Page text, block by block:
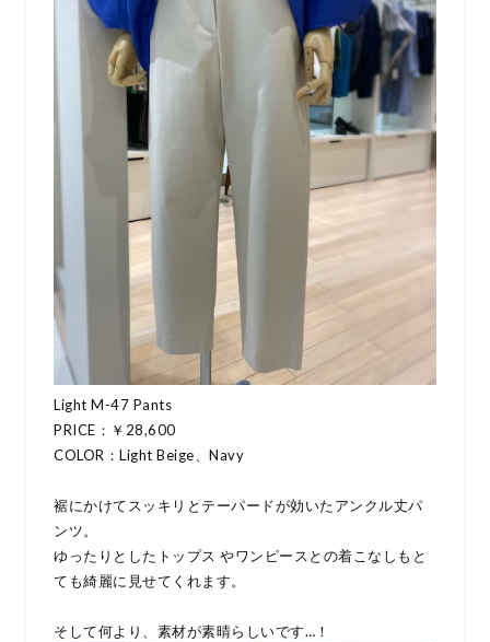
Light M-47 Pants
PRICE：￥28,600
COLOR：Light Beige、Navy
裾にかけてスッキリとテーパードが効いたアンクル丈パ
ンツ。
ゆったりとしたトップス やワンピースとの着こなしもと
ても綺麗に見せてくれます。
そして何より、素材が素晴らしいです…！